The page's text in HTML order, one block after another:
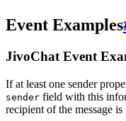
Event Examples
JivoChat Event
If at least one sender
sender field with this
recipient of the message